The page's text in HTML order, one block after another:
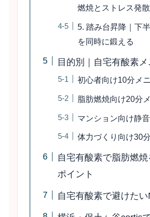
燃焼とストレス発
5. 踏み台昇降｜下
を同時に鍛える
目的別｜自宅有酸素メ
初心者向け10分メ
脂肪燃焼向け20分
マンション向け静
体力づくり向け30
自宅有酸素で脂肪燃焼
ポイント
自宅有酸素で避けた